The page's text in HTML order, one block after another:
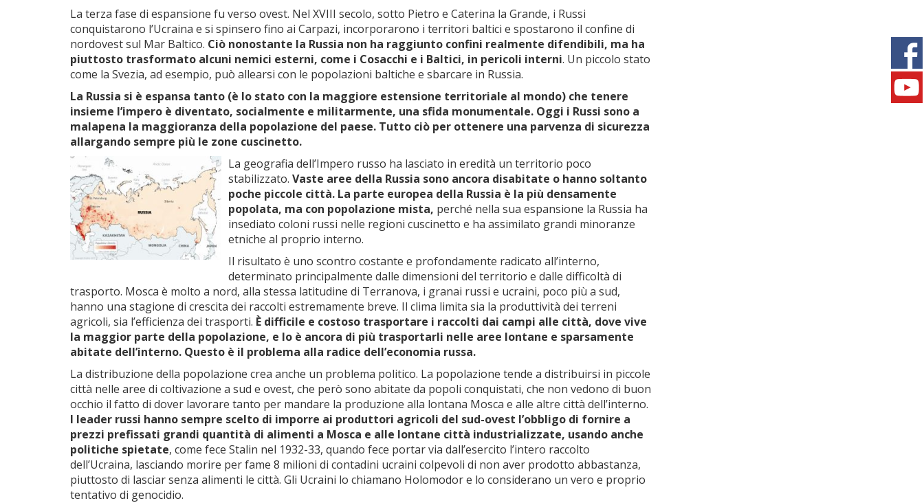
La terza fase di espansione fu verso ovest. Nel XVIII secolo, sotto Pietro e Caterina la Grande, i Russi
conquistarono l’Ucraina e si spinsero fino ai Carpazi, incorporarono i territori baltici e spostarono il confine di
nordovest sul Mar Baltico. Ciò nonostante la Russia non ha raggiunto confini realmente difendibili, ma ha
piuttosto trasformato alcuni nemici esterni, come i Cosacchi e i Baltici, in pericoli interni. Un piccolo stato
come la Svezia, ad esempio, può allearsi con le popolazioni baltiche e sbarcare in Russia.
La Russia si è espansa tanto (è lo stato con la maggiore estensione territoriale al mondo) che tenere
insieme l’impero è diventato, socialmente e militarmente, una sfida monumentale. Oggi i Russi sono a
malapena la maggioranza della popolazione del paese. Tutto ciò per ottenere una parvenza di sicurezza
allargando sempre più le zone cuscinetto.
La geografia dell’Impero russo ha lasciato in eredità un territorio poco
stabilizzato. Vaste aree della Russia sono ancora disabitate o hanno soltanto
poche piccole città. La parte europea della Russia è la più densamente
popolata, ma con popolazione mista, perché nella sua espansione la Russia ha
insediato coloni russi nelle regioni cuscinetto e ha assimilato grandi minoranze
etniche al proprio interno.
Il risultato è uno scontro costante e profondamente radicato all’interno,
determinato principalmente dalle dimensioni del territorio e dalle difficoltà di
trasporto. Mosca è molto a nord, alla stessa latitudine di Terranova, i granai russi e ucraini, poco più a sud,
hanno una stagione di crescita dei raccolti estremamente breve. Il clima limita sia la produttività dei terreni
agricoli, sia l’efficienza dei trasporti. È difficile e costoso trasportare i raccolti dai campi alle città, dove vive
la maggior parte della popolazione, e lo è ancora di più trasportarli nelle aree lontane e sparsamente
abitate dell’interno. Questo è il problema alla radice dell’economia russa.
La distribuzione della popolazione crea anche un problema politico. La popolazione tende a distribuirsi in piccole
città nelle aree di coltivazione a sud e ovest, che però sono abitate da popoli conquistati, che non vedono di buon
occhio il fatto di dover lavorare tanto per mandare la produzione alla lontana Mosca e alle altre città dell’interno.
I leader russi hanno sempre scelto di imporre ai produttori agricoli del sud-ovest l’obbligo di fornire a
prezzi prefissati grandi quantità di alimenti a Mosca e alle lontane città industrializzate, usando anche
politiche spietate, come fece Stalin nel 1932-33, quando fece portar via dall’esercito l’intero raccolto
dell’Ucraina, lasciando morire per fame 8 milioni di contadini ucraini colpevoli di non aver prodotto abbastanza,
piuttosto di lasciar senza alimenti le città. Gli Ucraini lo chiamano Holomodor e lo considerano un vero e proprio
tentativo di genocidio.